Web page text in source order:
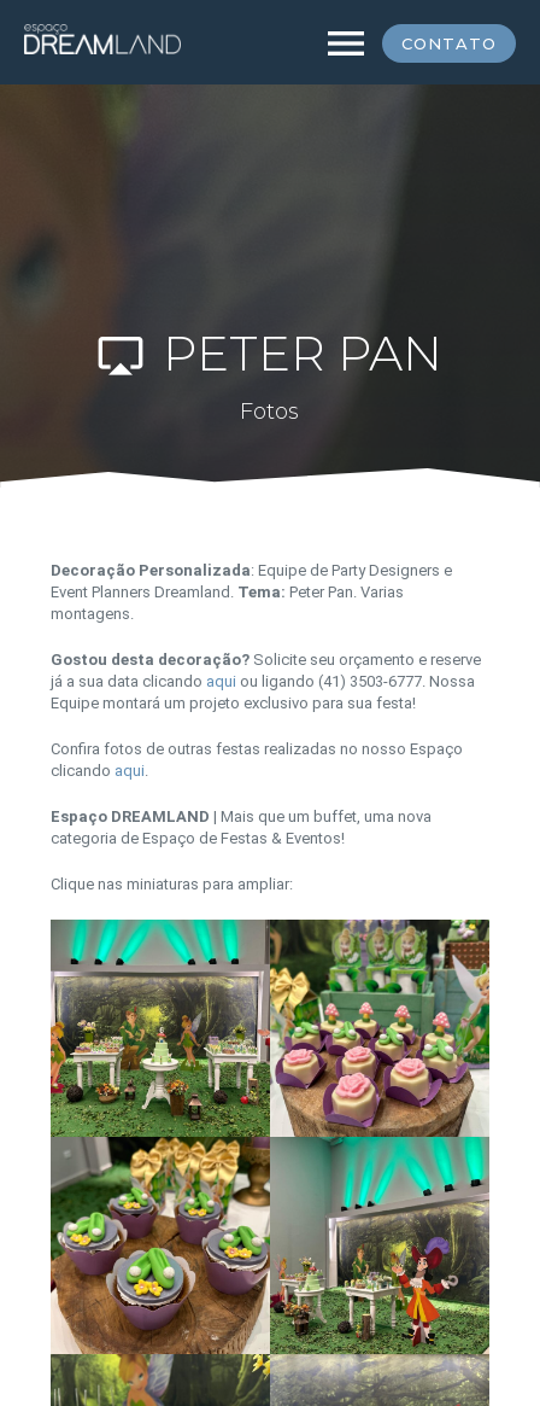
CONTATO
menu
airplay PETER PAN
Fotos
Decoração Personalizada: Equipe de Party Designers e
Event Planners Dreamland. Tema: Peter Pan. Varias
montagens.
Gostou desta decoração?Solicite seu orçamento e reserve
já a sua data clicando aqui ou ligando (41) 3503-6777. Nossa
Equipe montará um projeto exclusivo para sua festa!
Confira fotos de outras festas realizadas no nosso Espaço
clicando aqui
Espaço DREAMLAND | Mais que um buffet, uma nova
categoria de Espaço de Festas & Eventos!
Clique nas miniaturas para ampliar: